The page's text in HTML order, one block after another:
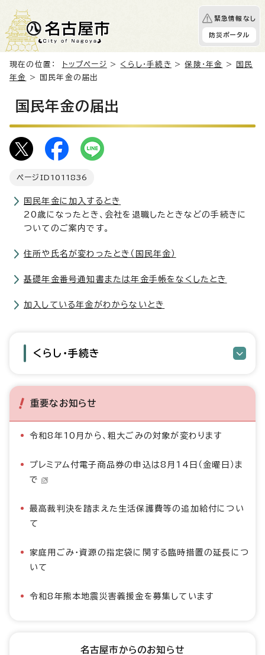
緊急情報なし
防災ポータル
現在の位置： トップページ > くらし・手続き >保険・年金 >
国民
年金
> 国民年金の届出
国民年金の届出
ページID 1011836
国民年金に加入するとき
20歳になったとき、会社を退職したときなどの手続きに
ついてのご案内です。
住所や氏名が変わったとき（国民年金）
基礎年金番号通知書または年金手帳をなくしたとき
加入している年金がわからないとき
くらし・手続き
重要なお知らせ
令和8年10月から、粗大ごみの対象が変わります
プレミアム付電子商品券の申込は8月14日（金曜日）ま
で
最高裁判決を踏まえた生活保護費等の追加給付につい
て
家庭用ごみ・資源の指定袋に関する臨時措置の延長につ
いて
令和8年熊本地震災害義援金を募集しています
名古屋市からのお知らせ